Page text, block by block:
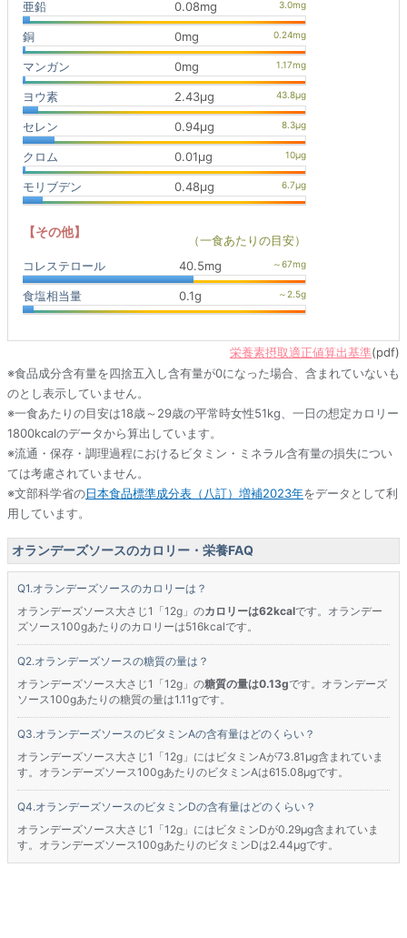
亜鉛 0.08mg
銅 0mg
マンガン 0mg
ヨウ素 2.43μg
セレン 0.94μg
クロム 0.01μg
モリブデン 0.48μg
【その他】
（一食あたりの目安）
コレステロール
40.5mg
食塩相当量 0.1g
栄養素摂取適正値算出基準(pdf)
※食品成分含有量を四捨五入し含有量が0になった場合、含まれていないも
のとし表示していません。
※一食あたりの目安は18歳～29歳の平常時女性51kg、一日の想定カロリー
1800kcalのデータから算出しています。
※流通・保存・調理過程におけるビタミン・ミネラル含有量の損失につい
ては考慮されていません。
※文部科学省の日本食品標準成分表（八訂）増補2023年をデータとして利
用しています。
オランデーズソースのカロリー・栄養FAQ
オランデーズソースのカロリーは？
オランデーズソース大さじ1「12g」のカロリーは62kcalです。オランデー
ズソース100gあたりのカロリーは516kcalです。
オランデーズソースの糖質の量は？
オランデーズソース大さじ1「12g」の糖質の量は0.13gです。オランデーズ
ソース100gあたりの糖質の量は1.11gです。
オランデーズソースのビタミンAの含有量はどのくらい？
オランデーズソース大さじ1「12g」にはビタミンAが73.81μg含まれていま
す。オランデーズソース100gあたりのビタミンAは615.08μgです。
オランデーズソースのビタミンDの含有量はどのくらい？
オランデーズソース大さじ1「12g」にはビタミンDが0.29μg含まれていま
す。オランデーズソース100gあたりのビタミンDは2.44μgです。